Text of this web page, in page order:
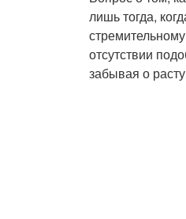
лишь тогда,
отсутствии
забывая о